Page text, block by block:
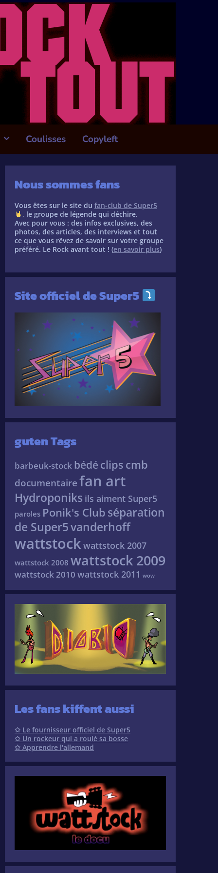
Coulisses Copyleft
Nous sommes fans
Vous êtes sur le site du fan-club de Super5
, le groupe de légende qui déchire.
Avec pour vous : des infos exclusives, des
photos, des articles, des interviews et tout
ce que vous rêvez de savoir sur votre groupe
préféré. Le Rock avant tout ! (en savoir plus)
Site officiel de Super5
guten Tags
barbeuk-stock bédé clips cmb
documentairefan art
Hydroponiks ils aiment Super5
paroles Ponik's Club séparation
de Super5vanderhoff
wattstock wattstock 2007
wattstock 2008 wattstock 2009
wattstock 2010 wattstock 2011 wow
Les fans kiffent aussi
✩ Le fournisseur officiel de Super5
✩ Un rockeur qui a roulé sa bosse
✩ Apprendre l'allemand